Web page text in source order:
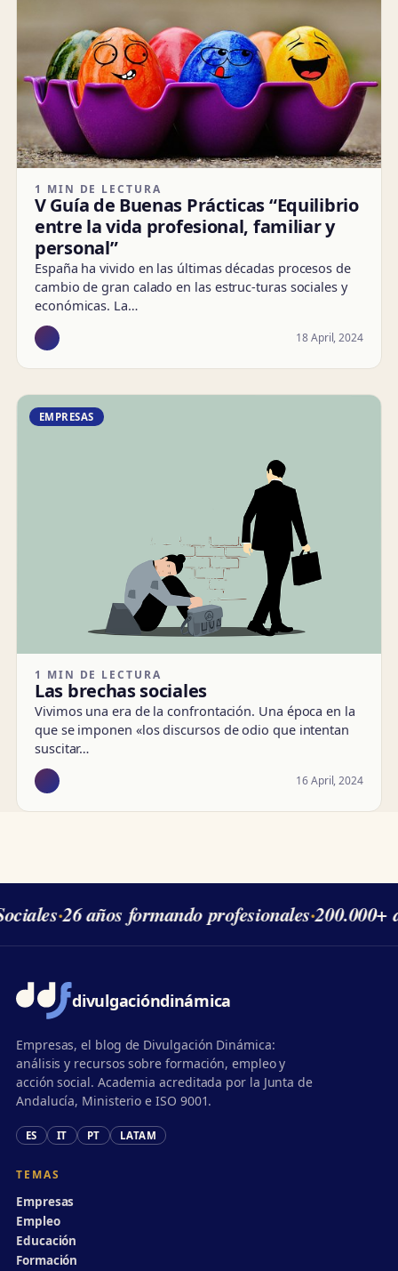
1 MIN DE LECTURA
V Guía de Buenas Prácticas “Equilibrio
entre la vida profesional, familiar y
personal”
España ha vivido en las últimas décadas procesos de
cambio de gran calado en las estruc-turas sociales y
económicas. La…
18 April, 2024
EMPRESAS
1 MIN DE LECTURA
Las brechas sociales
Vivimos una era de la confrontación. Una época en la
que se imponen «los discursos de odio que intentan
suscitar…
16 April, 2024
·26 años formando profesionales·200.000+
divulgacióndinámica
Empresas, el blog de Divulgación Dinámica:
análisis y recursos sobre formación, empleo y
acción social. Academia acreditada por la Junta de
Andalucía, Ministerio e ISO 9001.
ES IT PT LATAM
TEMAS
Empresas
Empleo
Educación
Formación